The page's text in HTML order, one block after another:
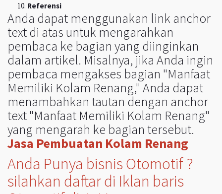
Referensi
Anda dapat menggunakan link anchor
text di atas untuk mengarahkan
pembaca ke bagian yang diinginkan
dalam artikel. Misalnya, jika Anda ingin
pembaca mengakses bagian "Manfaat
Memiliki Kolam Renang," Anda dapat
menambahkan tautan dengan anchor
text "Manfaat Memiliki Kolam Renang"
yang mengarah ke bagian tersebut.
Jasa Pembuatan Kolam Renang
Anda Punya bisnis Otomotif ?
silahkan daftar di Iklan baris